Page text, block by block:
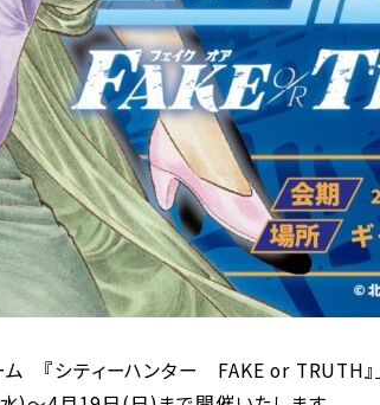
ム 『シティーハンター FAKE or TRUTH』